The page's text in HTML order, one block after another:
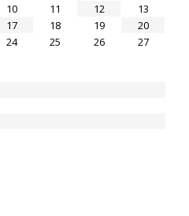
10 11 12
13
17 18 19
20
24 25 26
27